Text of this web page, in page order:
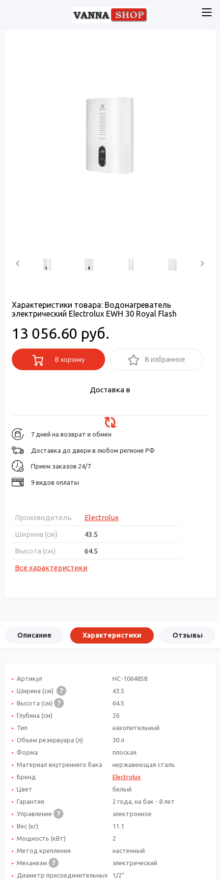
Характеристики товара: Водонагреватель
электрический Electrolux EWH 30 Royal Flash
13 056.60 руб.
В корзину В избранное
Доставка в
7 дней на возврат и обмен
Доставка до двери в любом регионе РФ
Прием заказов 24/7
9 видов оплаты
Производитель
Electrolux
Ширина (см)
43.5
Высота (см)
64.5
Все характеристики
Описание Характеристики Отзывы
Артикул
НС-1064858
Ширина (см)
43.5
Высота (см)
64.5
Глубина (см)
26
Тип
накопительный
Объем резервуара (л)
30 л
Форма
плоская
Материал внутреннего бака
нержавеющая сталь
Бренд
Electrolux
Цвет
белый
Гарантия
2 года, на бак - 8 лет
Управление
электронное
Вес (кг)
11.1
Мощность (кВт)
2
Метод крепления
настенный
Механизм
электрический
Диаметр присоединительных
1/2"